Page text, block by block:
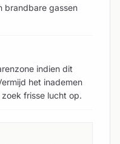
brandbare gassen
indien dit
het inademen
frisse lucht op.